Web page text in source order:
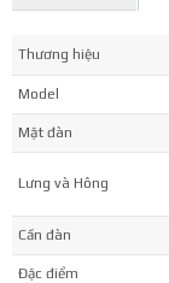
Thương hiệu
Model
Mặt đàn
Lưng và Hông
Cần đàn
Đặc điểm